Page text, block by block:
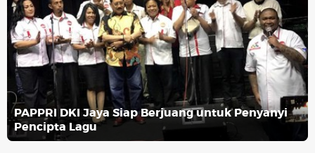
PAPPRI DKI Jaya Siap Berjuang untuk Penyanyi
Pencipta Lagu